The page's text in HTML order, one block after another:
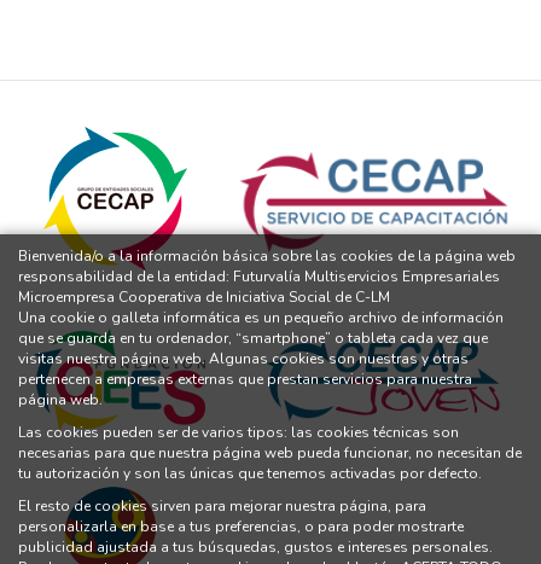
Bienvenida/o a la información básica sobre las cookies de la página web
responsabilidad de la entidad: Futurvalía Multiservicios Empresariales
Microempresa Cooperativa de Iniciativa Social de C-LM
Una cookie o galleta informática es un pequeño archivo de información
que se guarda en tu ordenador, “smartphone” o tableta cada vez que
visitas nuestra página web. Algunas cookies son nuestras y otras
pertenecen a empresas externas que prestan servicios para nuestra
página web.
Las cookies pueden ser de varios tipos: las cookies técnicas son
necesarias para que nuestra página web pueda funcionar, no necesitan de
tu autorización y son las únicas que tenemos activadas por defecto.
El resto de cookies sirven para mejorar nuestra página, para
personalizarla en base a tus preferencias, o para poder mostrarte
publicidad ajustada a tus búsquedas, gustos e intereses personales.